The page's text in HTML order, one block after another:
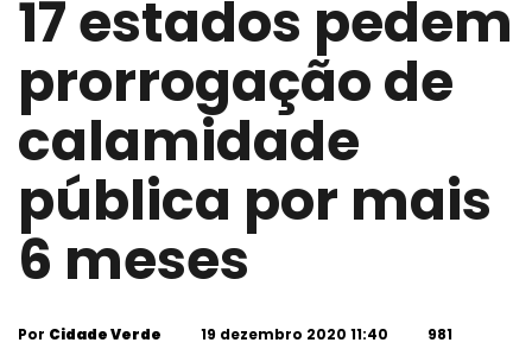
17 estados pedem
prorrogação de
calamidade
pública por mais
6 meses
Por Cidade Verde 19 dezembro 2020 11:40 981